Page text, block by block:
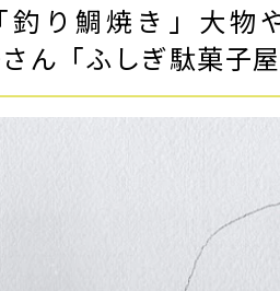
り鯛焼き」大物
ん「ふしぎ駄菓子屋